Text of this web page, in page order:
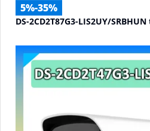
5%-35%
DS-2CD2T87G3-LIS2UY/